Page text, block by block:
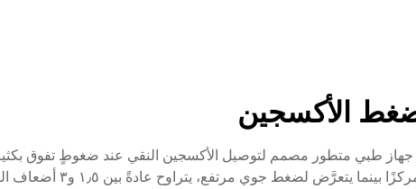
الأكسجين
طبي متطور مصمم لتوصيل الأكسجين النقي عند ضغوطٍ تفوق
وتُشكِّل هذه التكنولوجيا الثورية بيئةً